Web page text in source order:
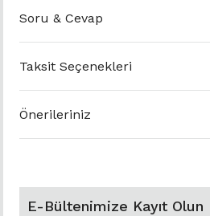
Soru & Cevap
Taksit Seçenekleri
Önerileriniz
E-Bültenimize Kayıt Olun